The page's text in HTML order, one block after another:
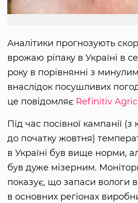
Аналітики прогнозують
врожаю ріпаку в Україні в
року в порівнянні з
внаслідок посушливих
це повідомляє Refinitiv
Під час посівної кампанії (з
до початку жовтня)
в Україні був вище норми,
був дуже мізерним.
показує, що запаси вологи в
в основних регіонах